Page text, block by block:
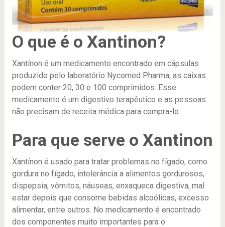
O que é o Xantinon?
Xantínon é um medicamento encontrado em cápsulas
produzido pelo laboratório Nycomed Pharma, as caixas
podem conter 20, 30 e 100 comprimidos. Esse
medicamento é um digestivo terapêutico e as pessoas
não precisam de receita médica para compra-lo.
Para que serve o Xantinon
Xantínon é usado para tratar problemas no fígado, como
gordura no fígado, intolerância a alimentos gordurosos,
dispepsia, vômitos, náuseas, enxaqueca digestiva, mal
estar depois que consome bebidas alcoólicas, excesso
alimentar, entre outros. No medicamento é encontrado
dos componentes muito importantes para o